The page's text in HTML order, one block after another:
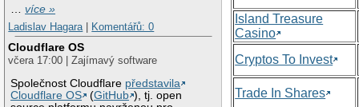
…více »
Ladislav Hagara
Komentářů: 0
Cloudflare OS
včera 17:00 | Zajímavý software
Společnost Cloudflare představila
Cloudflare OS
(GitHub ), tj. open
Island Treasure
Casino
Cryptos To Invest
Trade In Shares